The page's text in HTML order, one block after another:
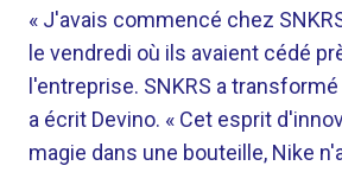
« J'avais commencé chez
le vendredi où ils avaient cédé
l'entreprise. SNKRS a
a écrit Devino. « Cet esprit
magie dans une bouteille, Nike